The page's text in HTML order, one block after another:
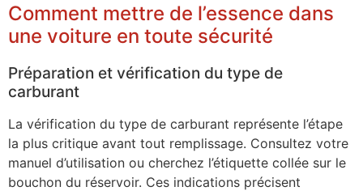
Comment mettre de l’essence dans
une voiture en toute sécurité
Préparation et vérification du type de
carburant
La vérification du type de carburant représente l’étape
la plus critique avant tout remplissage. Consultez votre
manuel d’utilisation ou cherchez l’étiquette collée sur le
bouchon du réservoir. Ces indications précisent